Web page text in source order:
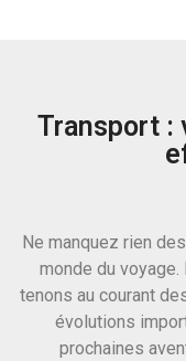
Transport :
Ne manquez rien
monde du
tenons au courant
évolutions
prochaines